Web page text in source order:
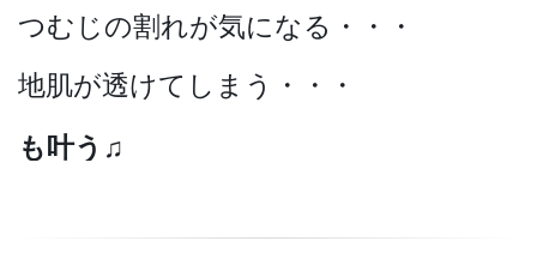
つむじの割れが気になる・・・
地肌が透けてしまう・・・
少しずつ増やしたい！
少しずつ増やしたい！